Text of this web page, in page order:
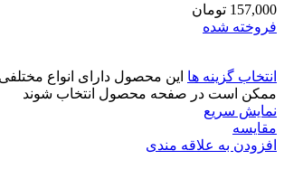
157,000 تومان
فروخته شده
انتخاب گزینه ها این محصول دارای انواع
ممکن است در صفحه محصول انتخاب شوند
نمایش سریع
مقايسه
افزودن به علاقه مندی